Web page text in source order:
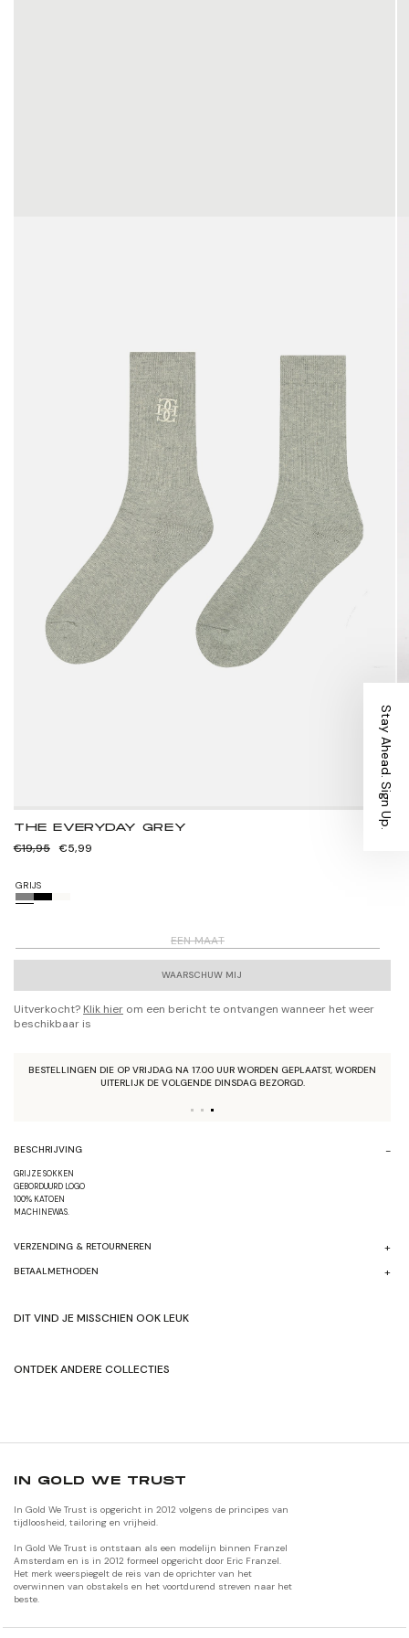
THE EVERYDAY GREY
Normale
€19,95 Verkoopprijs
€5,99
GRIJS
EEN MAAT
WAARSCHUW MIJ
Uitverkocht? Klik hier om een bericht te ontvangen wanneer het weer
beschikbaar is
BESTELLINGEN DIE OP VRIJDAG NA 17.00 UUR WORDEN GEPLAATST, WORDEN
UITERLIJK DE VOLGENDE DINSDAG BEZORGD.
BESCHRIJVING
GRIJZE SOKKEN
GEBORDUURD LOGO
100% KATOEN
MACHINEWAS.
VERZENDING & RETOURNEREN
BETAALMETHODEN
DIT VIND JE MISSCHIEN OOK LEUK
ONTDEK ANDERE COLLECTIES
IN GOLD WE TRUST
In Gold We Trust is opgericht in 2012 volgens de principes van
tijdloosheid, tailoring en vrijheid.
In Gold We Trust is ontstaan als een modelijn binnen Franzel
Amsterdam en is in 2012 formeel opgericht door Eric Franzel.
Het merk weerspiegelt de reis van de oprichter van het
overwinnen van obstakels en het voortdurend streven naar het
beste.
Stay Ahead. Sign Up.